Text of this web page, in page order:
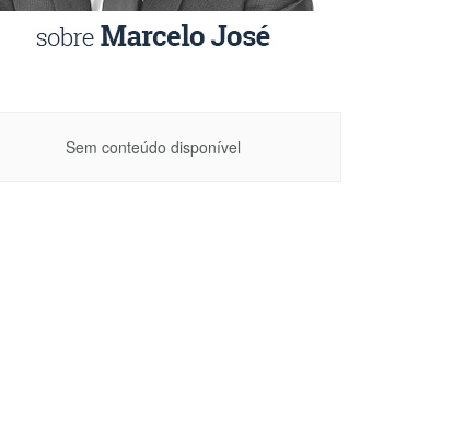
Sem conteúdo disponível